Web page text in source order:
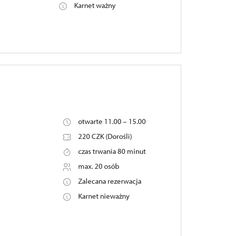
Karnet ważny
otwarte 11.00 – 15.00
220 CZK (Dorośli)
czas trwania 80 minut
max. 20 osób
Zalecana rezerwacja
Karnet nieważny